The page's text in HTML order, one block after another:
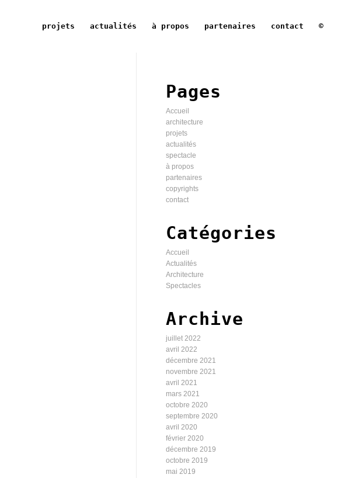
projets actualités à propos partenaires contact ©
Pages
Accueil
architecture
projets
actualités
spectacle
à propos
partenaires
copyrights
contact
Catégories
Accueil
Actualités
Architecture
Spectacles
Archive
juillet 2022
avril 2022
décembre 2021
novembre 2021
avril 2021
mars 2021
octobre 2020
septembre 2020
avril 2020
février 2020
décembre 2019
octobre 2019
mai 2019